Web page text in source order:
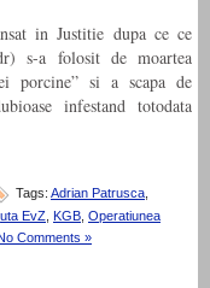
in Justitie dupa ce ce
s-a folosit de moartea
porcine” si a scapa de
infestand totodata
Tags: Adrian Patrusca
EvZ, KGB, Operatiunea
Comments »